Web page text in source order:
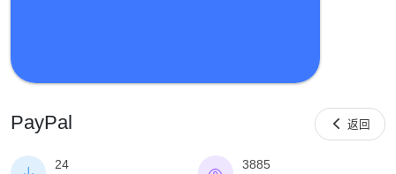
PayPal  返回
24 3885